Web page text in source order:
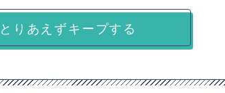
とりあえずキープする